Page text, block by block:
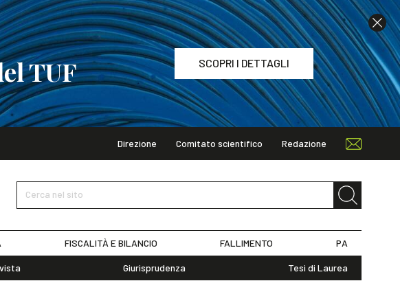
TUF SCOPRI I DETTAGLI
Direzione Comitato scientifico Redazione
Cerca nel sito
FISCALITÀ E BILANCIO FALLIMENTO PA
Giurisprudenza Tesi di Laurea